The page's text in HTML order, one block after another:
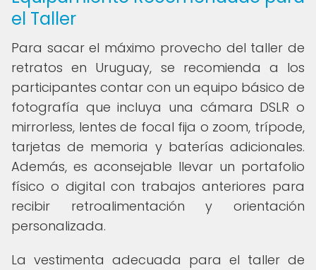
el Taller
Para sacar el máximo provecho del taller de
retratos en Uruguay, se recomienda a los
participantes contar con un equipo básico de
fotografía que incluya una cámara DSLR o
mirrorless, lentes de focal fija o zoom, trípode,
tarjetas de memoria y baterías adicionales.
Además, es aconsejable llevar un portafolio
físico o digital con trabajos anteriores para
recibir retroalimentación y orientación
personalizada.
La vestimenta adecuada para el taller de